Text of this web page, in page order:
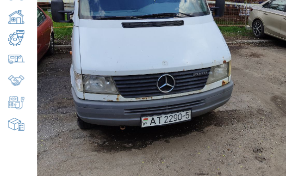
Недвижимость
Оборудование, станки
Прицепы, полуприцепы
Продажа готового бизнеса
Специальная техника
Товары народного потребления